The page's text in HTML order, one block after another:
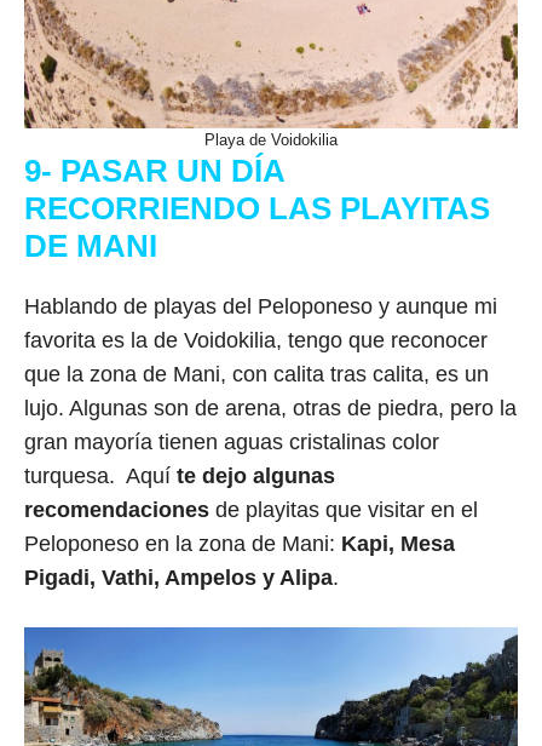
Playa de Voidokilia
9- PASAR UN DÍA
RECORRIENDO LAS PLAYITAS
DE MANI
Hablando de playas del Peloponeso y aunque mi
favorita es la de Voidokilia, tengo que reconocer
que la zona de Mani, con calita tras calita, es un
lujo. Algunas son de arena, otras de piedra, pero la
gran mayoría tienen aguas cristalinas color
turquesa. Aquí te dejo algunas
recomendaciones de playitas que visitar en el
Peloponeso en la zona de Mani: Kapi, Mesa
Pigadi, Vathi, Ampelos y Alipa.